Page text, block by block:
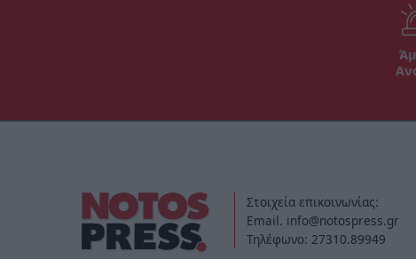
Στοιχεία επικοινωνίας:
Email. info@notospress.gr
Τηλέφωνο: 27310.89949